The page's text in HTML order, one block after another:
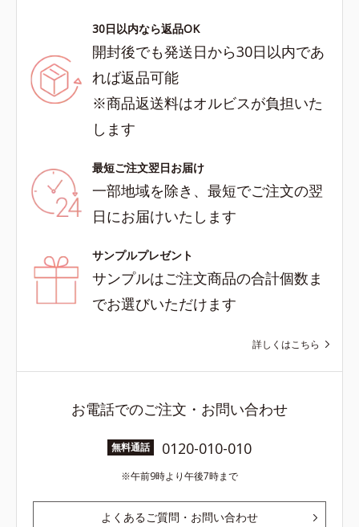
30日以内なら返品OK
開封後でも発送日から30日以内であ
れば返品可能
※商品返送料はオルビスが負担いた
します
最短ご注文翌日お届け
一部地域を除き、最短でご注文の翌
日にお届けいたします
サンプルプレゼント
サンプルはご注文商品の合計個数ま
でお選びいただけます
詳しくはこちら
お電話でのご注文・お問い合わせ
無料通話 0120-010-010
午前9時より午後7時まで
よくあるご質問・お問い合わせ